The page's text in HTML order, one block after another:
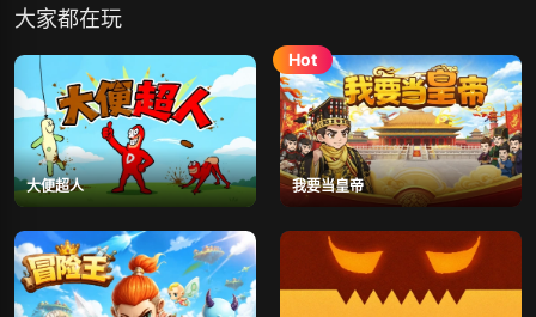
大家都在玩
大便超人 我要当皇帝